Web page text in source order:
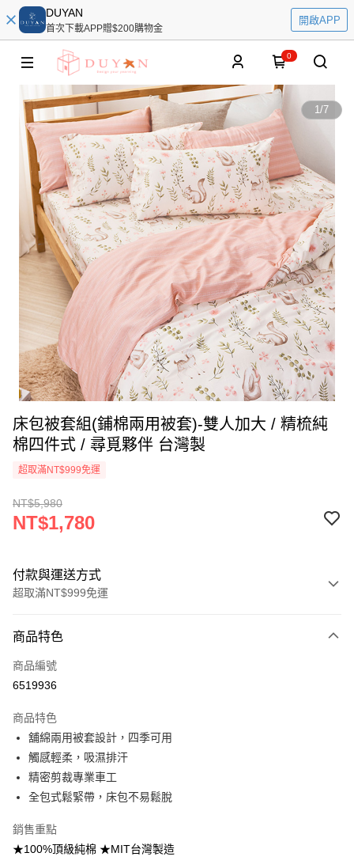
DUYAN
首次下載APP贈$200購物金
開啟APP
0
1/7
床包被套組(鋪棉兩用被套)-雙人加大 / 精梳純
棉四件式 / 尋覓夥伴 台灣製
超取滿NT$999免運
NT$5,980
NT$1,780
付款與運送方式
超取滿NT$999免運
信用卡一次付款
信用卡分期付款
合作金庫商業銀行
華南商業銀行
上海商業儲蓄銀行
國泰世華商業銀行
臺灣中小企業銀行
聯邦商業銀行
元大商業銀行
超商取貨付款
LINE Pay
Apple Pay
Google Pay
商品特色
商品編號
6519936
商品特色
舖綿兩用被套設計，四季可用
觸感輕柔，吸濕排汗
精密剪裁專業車工
全包式鬆緊帶，床包不易鬆脫
銷售重點
★100%頂級純棉 ★MIT台灣製造